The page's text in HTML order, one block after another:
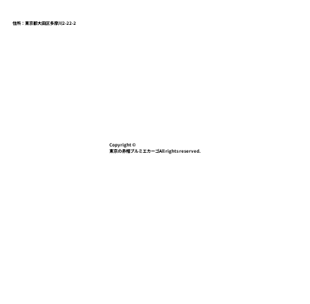
住所：東京都大田区多摩川2-22-2
Copyright ©
東京の赤帽プルミエカーゴAll rights reserved.